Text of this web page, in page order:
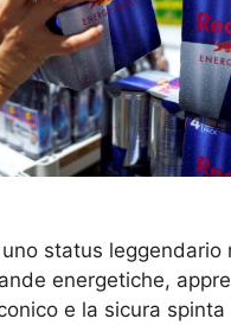
status leggendario
energetiche,
e la sicura spinta